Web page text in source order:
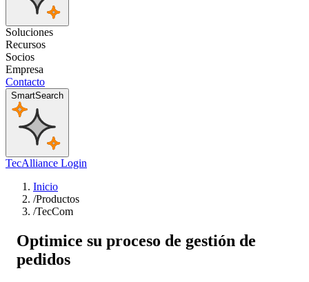
Soluciones
Recursos
Socios
Empresa
Contacto
SmartSearch
TecAlliance Login
Inicio
/Productos
/TecCom
Optimice su proceso de gestión de
pedidos